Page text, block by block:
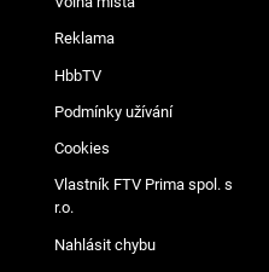
Reklama
HbbTV
Podmínky užívání
Cookies
Vlastník FTV Prima spol. s
r.o.
Nahlásit chybu